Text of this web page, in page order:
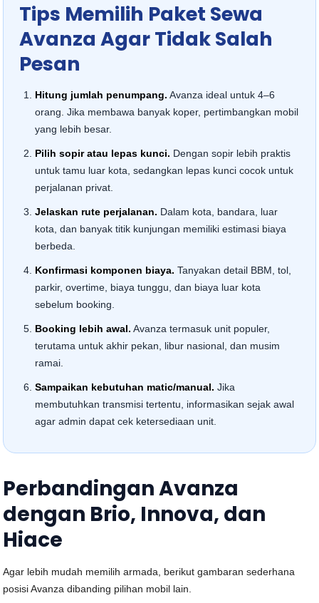
Tips Memilih Paket Sewa
Avanza Agar Tidak Salah
Pesan
Hitung jumlah penumpang. Avanza ideal untuk 4–6
orang. Jika membawa banyak koper, pertimbangkan mobil
yang lebih besar.
Pilih sopir atau lepas kunci. Dengan sopir lebih praktis
untuk tamu luar kota, sedangkan lepas kunci cocok untuk
perjalanan privat.
Jelaskan rute perjalanan. Dalam kota, bandara, luar
kota, dan banyak titik kunjungan memiliki estimasi biaya
berbeda.
Konfirmasi komponen biaya. Tanyakan detail BBM, tol,
parkir, overtime, biaya tunggu, dan biaya luar kota
sebelum booking.
Booking lebih awal. Avanza termasuk unit populer,
terutama untuk akhir pekan, libur nasional, dan musim
ramai.
Sampaikan kebutuhan matic/manual. Jika
membutuhkan transmisi tertentu, informasikan sejak awal
agar admin dapat cek ketersediaan unit.
Perbandingan Avanza
dengan Brio, Innova, dan
Hiace
Agar lebih mudah memilih armada, berikut gambaran sederhana
posisi Avanza dibanding pilihan mobil lain.